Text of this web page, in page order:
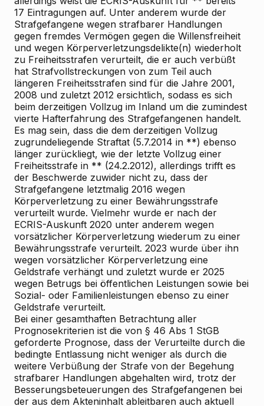
17 Eintragungen auf. Unter anderem wurde der
Strafgefangene wegen strafbarer Handlungen
gegen fremdes Vermögen gegen die Willensfreiheit
und wegen Körperverletzungsdelikte(n) wiederholt
zu Freiheitsstrafen verurteilt, die er auch verbüßt
hat Strafvollstreckungen von zum Teil auch
längeren Freiheitsstrafen sind für die Jahre 2001,
2008 und zuletzt 2012 ersichtlich, sodass es sich
beim derzeitigen Vollzug im Inland um die zumindest
vierte Hafterfahrung des Strafgefangenen handelt.
Es mag sein, dass die dem derzeitigen Vollzug
zugrundeliegende Straftat (5.7.2014 in **) ebenso
länger zurückliegt, wie der letzte Vollzug einer
Freiheitsstrafe in ** (24.2.2012), allerdings trifft es
der Beschwerde zuwider nicht zu, dass der
Strafgefangene letztmalig 2016 wegen
Körperverletzung zu einer Bewährungsstrafe
verurteilt wurde. Vielmehr wurde er nach der
ECRIS-Auskunft 2020 unter anderem wegen
vorsätzlicher Körperverletzung wiederum zu einer
Bewährungsstrafe verurteilt. 2023 wurde über ihn
wegen vorsätzlicher Körperverletzung eine
Geldstrafe verhängt und zuletzt wurde er 2025
wegen Betrugs bei öffentlichen Leistungen sowie bei
Sozial- oder Familienleistungen ebenso zu einer
Geldstrafe verurteilt.
Bei einer gesamthaften Betrachtung aller
Prognosekriterien ist die von § 46 Abs 1 StGB
geforderte Prognose, dass der Verurteilte durch die
bedingte Entlassung nicht weniger als durch die
weitere Verbüßung der Strafe von der Begehung
strafbarer Handlungen abgehalten wird, trotz der
Besserungsbeteuerungen des Strafgefangenen bei
der aus dem Akteninhalt ableitbaren auch aktuell